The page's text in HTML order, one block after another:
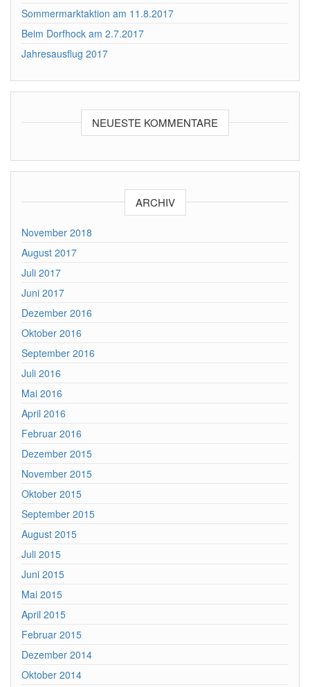
Sommermarktaktion am 11.8.2017
Beim Dorfhock am 2.7.2017
Jahresausflug 2017
NEUESTE KOMMENTARE
ARCHIV
November 2018
August 2017
Juli 2017
Juni 2017
Dezember 2016
Oktober 2016
September 2016
Juli 2016
Mai 2016
April 2016
Februar 2016
Dezember 2015
November 2015
Oktober 2015
September 2015
August 2015
Juli 2015
Juni 2015
Mai 2015
April 2015
Februar 2015
Dezember 2014
Oktober 2014